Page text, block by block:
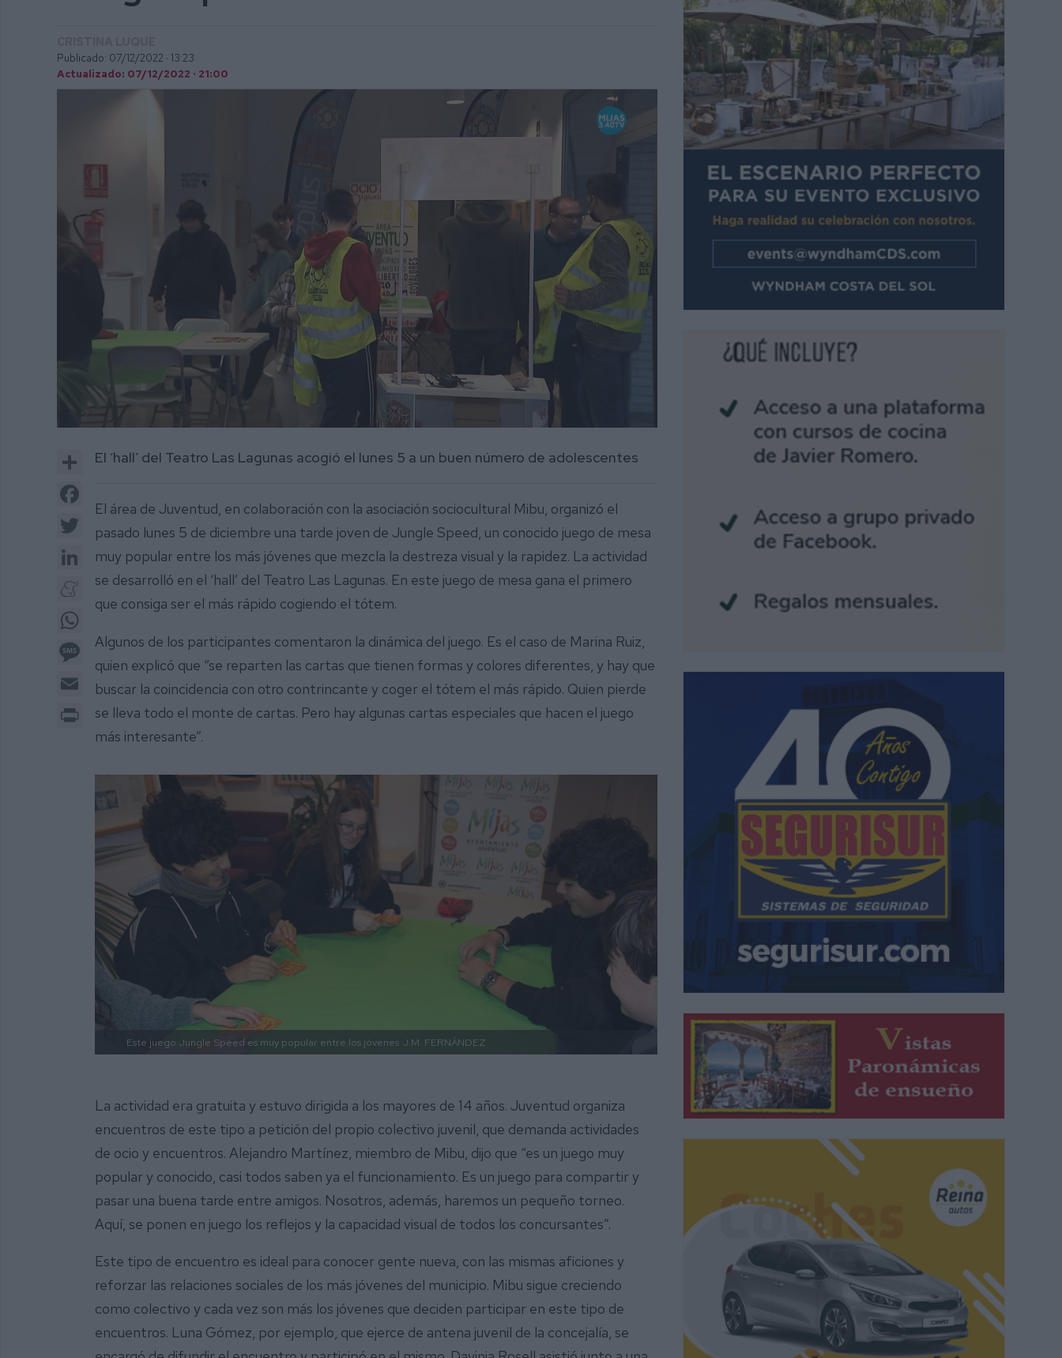
Publicado: 07/12/2022 · 13:23
Actualizado: 07/12/2022 · 21:00
1
minute,
55
seconds
Share
Twitter
LinkedIn
Meneame
WhatsApp
Message
Email
Print
El ‘hall’ del Teatro Las Lagunas acogió el lunes 5 a un buen número de adolescentes
El área de Juventud, en colaboración con la asociación sociocultural Mibu, organizó el
pasado lunes 5 de diciembre una tarde joven de Jungle Speed, un conocido juego de mesa
muy popular entre los más jóvenes que mezcla la destreza visual y la rapidez. La actividad
se desarrolló en el ‘hall’ del Teatro Las Lagunas. En este juego de mesa gana el primero
que consiga ser el más rápido cogiendo el tótem.
Algunos de los participantes comentaron la dinámica del juego. Es el caso de Marina Ruiz,
quien explicó que “se reparten las cartas que tienen formas y colores diferentes, y hay que
buscar la coincidencia con otro contrincante y coger el tótem el más rápido. Quien pierde
se lleva todo el monte de cartas. Pero hay algunas cartas especiales que hacen el juego
más interesante”.
Este juego Jungle Speed es muy popular entre los jóvenes J.M. FERNÁNDEZ
La actividad era gratuita y estuvo dirigida a los mayores de 14 años. Juventud organiza
encuentros de este tipo a petición del propio colectivo juvenil, que demanda actividades
de ocio y encuentros. Alejandro Martínez, miembro de Mibu, dijo que “es un juego muy
popular y conocido, casi todos saben ya el funcionamiento. Es un juego para compartir y
pasar una buena tarde entre amigos. Nosotros, además, haremos un pequeño torneo.
Aquí, se ponen en juego los reflejos y la capacidad visual de todos los concursantes”.
Este tipo de encuentro es ideal para conocer gente nueva, con las mismas aficiones y
reforzar las relaciones sociales de los más jóvenes del municipio. Mibu sigue creciendo
como colectivo y cada vez son más los jóvenes que deciden participar en este tipo de
encuentros. Luna Gómez, por ejemplo, que ejerce de antena juvenil de la concejalía, se